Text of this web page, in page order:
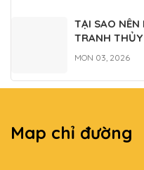
TẠI SAO NÊN
TRANH THỦY
MON 03, 2026
Map chỉ đường